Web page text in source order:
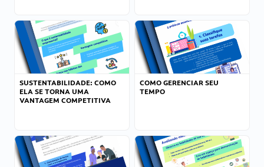
SUSTENTABILIDADE: COMO
ELA SE TORNA UMA
VANTAGEM COMPETITIVA
COMO GERENCIAR SEU
TEMPO